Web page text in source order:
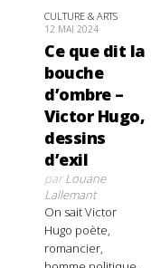
CULTURE & ARTS
12 MAI 2024
Ce que dit la
bouche
d’ombre –
Victor Hugo,
dessins
d’exil
parLouane
Lallemant
On sait Victor
Hugo poète,
romancier,